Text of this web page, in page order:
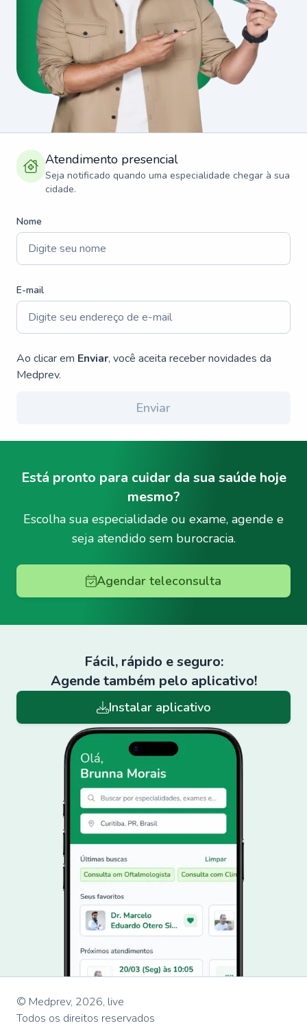
Atendimento presencial
Seja notificado quando uma especialidade chegar à sua
cidade.
Nome
E-mail
Ao clicar em Enviar, você aceita receber novidades da
Medprev.
Enviar
Está pronto para cuidar da sua saúde hoje
mesmo?
Escolha sua especialidade ou exame, agende e
seja atendido sem burocracia.
Agendar teleconsulta
Fácil, rápido e seguro:
Agende também pelo aplicativo!
Instalar aplicativo
© Medprev, 2026, live
Todos os direitos reservados